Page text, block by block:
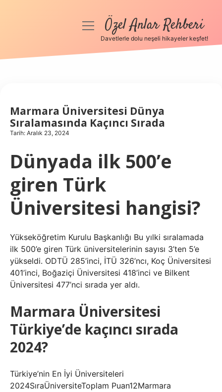
Anasayfa
Hakkımızda
menüyüÖzel Anlar Rehberi
Davetlerle dolu neşeli hikayeler keşfet!
Marmara Üniversitesi Dünya
Sıralamasında Kaçıncı Sırada
Tarih: Aralık 23, 2024
Dünyada ilk 500’e
giren Türk
Üniversitesi hangisi?
Yükseköğretim Kurulu Başkanlığı Bu yılki sıralamada
ilk 500’e giren Türk üniversitelerinin sayısı 3’ten 5’e
yükseldi. ODTÜ 285’inci, İTÜ 326’ncı, Koç Üniversitesi
401’inci, Boğaziçi Üniversitesi 418’inci ve Bilkent
Üniversitesi 477’nci sırada yer aldı.
Marmara Üniversitesi
Türkiye’de kaçıncı sırada
2024?
Türkiye’nin En İyi Üniversiteleri
2024SıraÜniversiteToplam Puan12Marmara